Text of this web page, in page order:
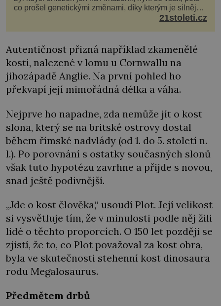
co prošel genetickými změnami, díky kterým je silnější,
šíří po celé Americe a první případy se objevily už i v
21stoleti.cz
Autentičnost přizná například zkamenělé
kosti, nalezené v lomu u Cornwallu na
jihozápadě Anglie. Na první pohled ho
překvapí její mimořádná délka a váha.
Nejprve ho napadne, zda nemůže jít o kost
slona, který se na britské ostrovy dostal
během římské nadvlády (od 1. do 5. století n.
l.). Po porovnání s ostatky současných slonů
však tuto hypotézu zavrhne a přijde s novou,
snad ještě podivnější.
„Jde o kost člověka,“ usoudí Plot. Její velikost
si vysvětluje tím, že v minulosti podle něj žili
lidé o těchto proporcích. O 150 let později se
zjistí, že to, co Plot považoval za kost obra,
byla ve skutečnosti stehenní kost dinosaura
rodu Megalosaurus.
Předmětem drbů